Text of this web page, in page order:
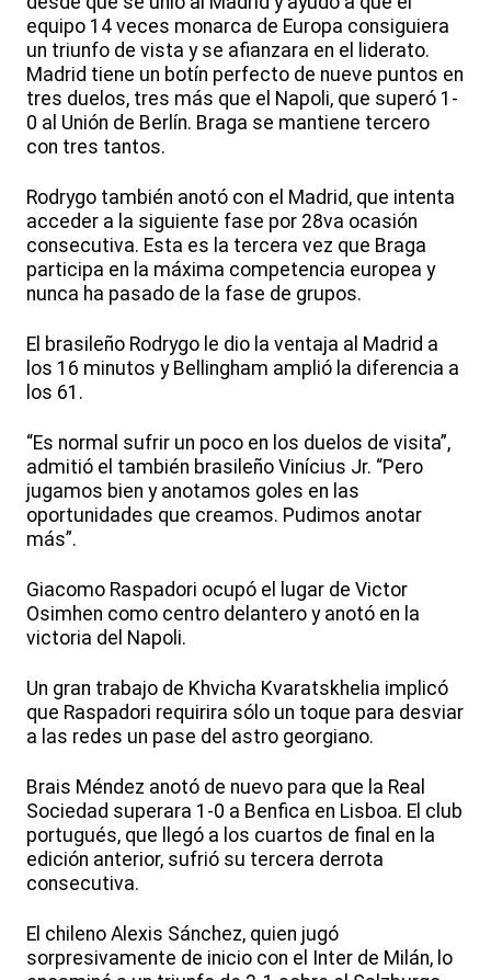
equipo 14 veces monarca de Europa consiguiera
un triunfo de vista y se afianzara en el liderato.
Madrid tiene un botín perfecto de nueve puntos en
tres duelos, tres más que el Napoli, que superó 1-
0 al Unión de Berlín. Braga se mantiene tercero
con tres tantos.
Rodrygo también anotó con el Madrid, que intenta
acceder a la siguiente fase por 28va ocasión
consecutiva. Esta es la tercera vez que Braga
participa en la máxima competencia europea y
nunca ha pasado de la fase de grupos.
El brasileño Rodrygo le dio la ventaja al Madrid a
los 16 minutos y Bellingham amplió la diferencia a
los 61.
“Es normal sufrir un poco en los duelos de visita”,
admitió el también brasileño Vinícius Jr. “Pero
jugamos bien y anotamos goles en las
oportunidades que creamos. Pudimos anotar
más”.
Giacomo Raspadori ocupó el lugar de Victor
Osimhen como centro delantero y anotó en la
victoria del Napoli.
Un gran trabajo de Khvicha Kvaratskhelia implicó
que Raspadori requirira sólo un toque para desviar
a las redes un pase del astro georgiano.
Brais Méndez anotó de nuevo para que la Real
Sociedad superara 1-0 a Benfica en Lisboa. El club
portugués, que llegó a los cuartos de final en la
edición anterior, sufrió su tercera derrota
consecutiva.
El chileno Alexis Sánchez, quien jugó
sorpresivamente de inicio con el Inter de Milán, lo